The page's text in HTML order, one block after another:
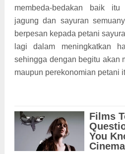
membeda-bedakan baik
jagung dan sayuran
berpesan kepada petani
lagi dalam meningkatkan
sehingga dengan begitu akan
maupun perekonomian petani